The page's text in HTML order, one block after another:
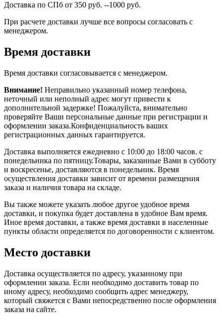
Доставка по СПб от 350 руб. --1000 руб.
При расчете доставки лучше все вопросы согласовать с
менеджером.
Время доставки
Время доставки согласовывается с менеджером.
Внимание! Неправильно указанный номер телефона,
неточный или неполный адрес могут привести к
дополнительной задержке! Пожалуйста, внимательно
проверяйте Ваши персональные данные при регистрации и
оформлении заказа.Конфиденциальность ваших
регистрационных данных гарантируется.
Доставка выполняется ежедневно с 10:00 до 18:00 часов. с
понедельника по пятницу.Товары, заказанные Вами в субботу
и воскресенье, доставляются в понедельник. Время
осуществления доставки зависит от времени размещения
заказа и наличия товара на складе.
Вы также можете указать любое другое удобное время
доставки, и покупка будет доставлена в удобное Вам время.
Иное время доставки, а также время доставки в населенные
пункты области определяется по договоренности с клиентом.
Место доставки
Доставка осуществляется по адресу, указанному при
оформлении заказа. Если необходимо доставить товар по
иному адресу, необходимо сообщить адрес менеджеру,
который свяжется с Вами непосредственно после оформления
заказа на сайте.